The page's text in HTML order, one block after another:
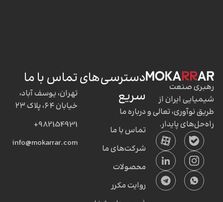
رهبری صنعت
شیمیایی ایران از
طریق نوآوری، تعالی و
راه‌حل‌های پایدار.
دسترسی‌های
سریع
درباره ما
تماس با ما
شرکت‌های ما
محصولات
روایت مکرر
تماس با ما
تهران، یوسف آباد،
خیابان ۶۴، پلاک ۲۳
982154931+
info@mokarrar.com